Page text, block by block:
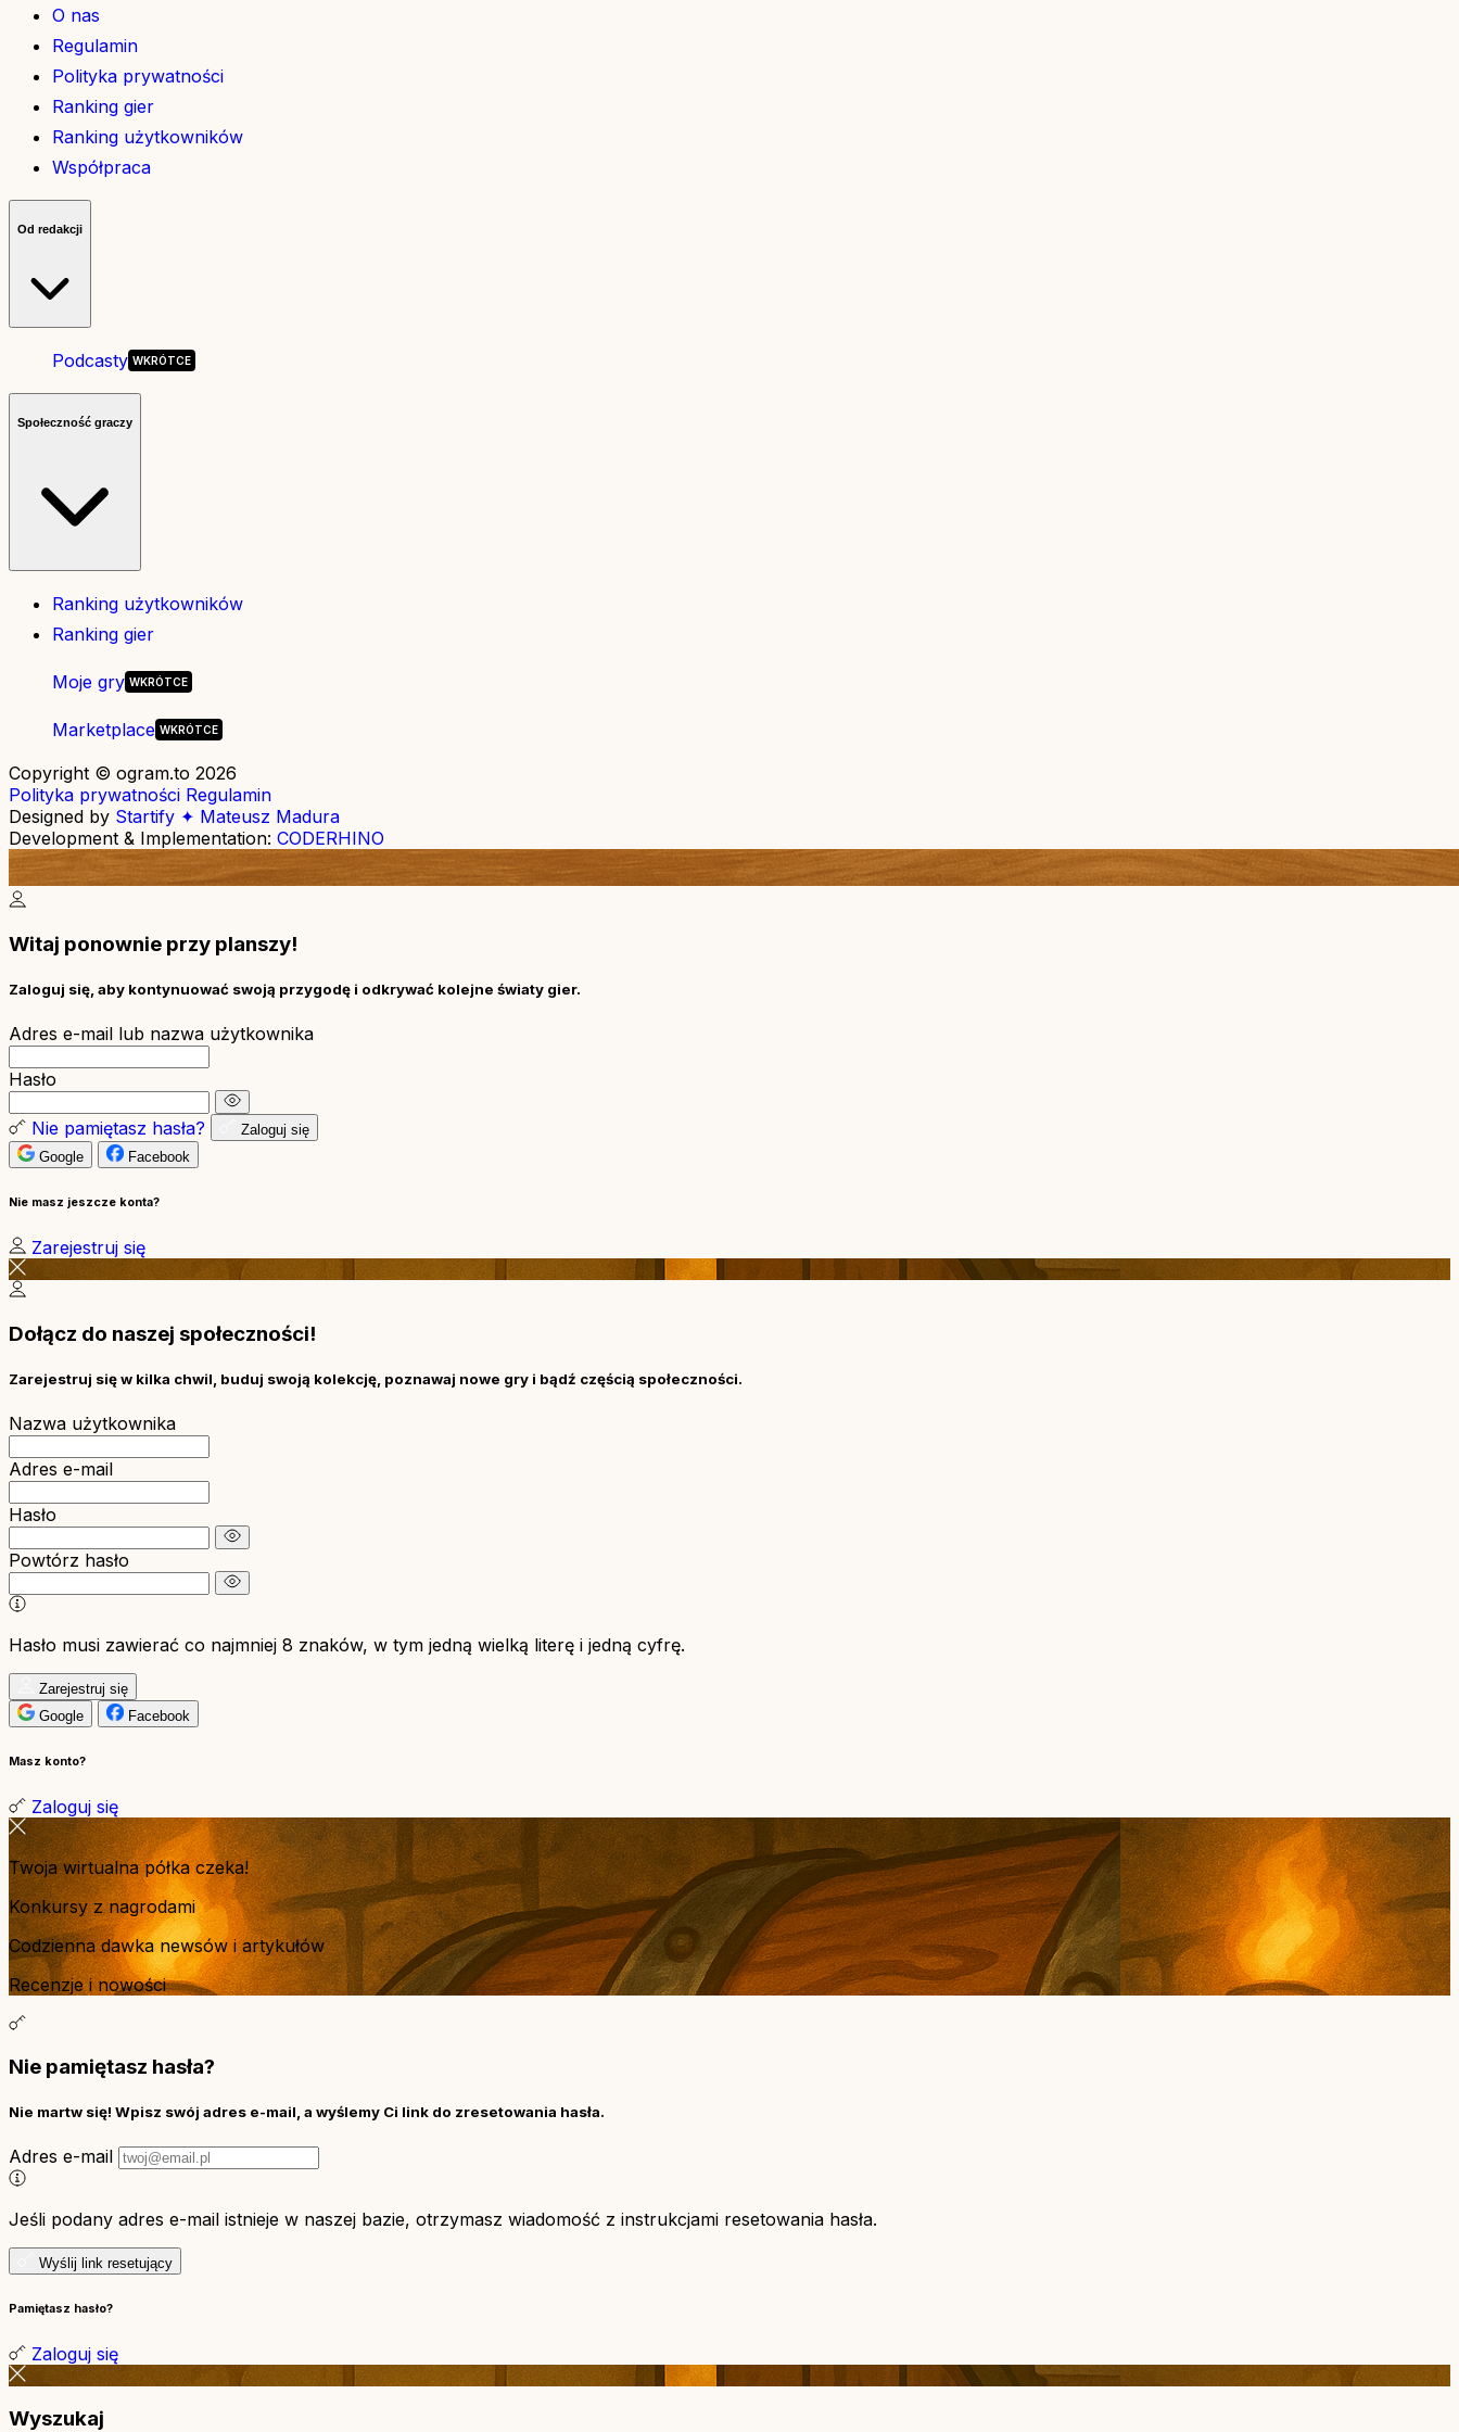
O nas
Regulamin
Polityka prywatności
Ranking gier
Ranking użytkowników
Współpraca
Od redakcji
Podcasty
Społeczność graczy
Ranking użytkowników
Ranking gier
Moje gry
Marketplace
Copyright © ogram.to 2026
Polityka prywatności Regulamin
Designed by Startify ✦ Mateusz Madura
Development & Implementation: CODERHINO
Witaj ponownie przy planszy!
Zaloguj się, aby kontynuować swoją przygodę i odkrywać kolejne światy gier.
Adres e-mail lub nazwa użytkownika
Hasło
Nie pamiętasz hasła?
Zaloguj się
Google
Facebook
Nie masz jeszcze konta?
Zarejestruj się
Dołącz do naszej społeczności!
Zarejestruj się w kilka chwil, buduj swoją kolekcję, poznawaj nowe gry i bądź częścią społeczności.
Nazwa użytkownika
Adres e-mail
Hasło
Powtórz hasło
Hasło musi zawierać co najmniej 8 znaków, w tym jedną wielką literę i jedną cyfrę.
Zarejestruj się
Google
Facebook
Masz konto?
Zaloguj się
Twoja wirtualna półka czeka!
Konkursy z nagrodami
Codzienna dawka newsów i artykułów
Recenzje i nowości
Nie pamiętasz hasła?
Nie martw się! Wpisz swój adres e-mail, a wyślemy Ci link do zresetowania hasła.
Adres e-mail
Jeśli podany adres e-mail istnieje w naszej bazie, otrzymasz wiadomość z instrukcjami resetowania hasła.
Wyślij link resetujący
Pamiętasz hasło?
Zaloguj się
Wyszukaj